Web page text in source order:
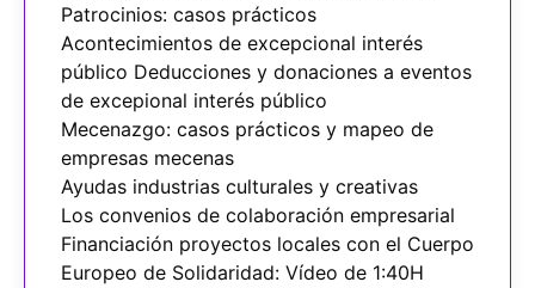
Patrocinios: casos prácticos
Acontecimientos de excepcional interés
público Deducciones y donaciones a eventos
de excepional interés público
Mecenazgo: casos prácticos y mapeo de
empresas mecenas
Ayudas industrias culturales y creativas
Los convenios de colaboración empresarial
Financiación proyectos locales con el Cuerpo
Europeo de Solidaridad: Vídeo de 1:40H